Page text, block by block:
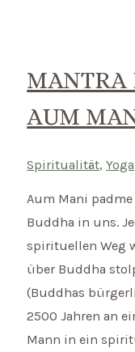
nicht
im
Universum,
bist
Universum.
MANTRA
AUM
Spiritualität,Yoga
Aum Mani
Buddha in uns.
spirituellen Weg
über Buddha
(Buddhas
2500 Jahren an
Mann in ein